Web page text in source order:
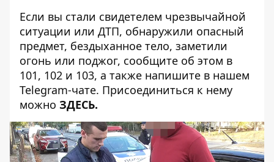
Если вы стали свидетелем чрезвычайной
ситуации или ДТП, обнаружили опасный
предмет, бездыханное тело, заметили
огонь или поджог, сообщите об этом в
101, 102 и 103, а также напишите в нашем
Telegram-чате. Присоединиться к нему
можно ЗДЕСЬ.